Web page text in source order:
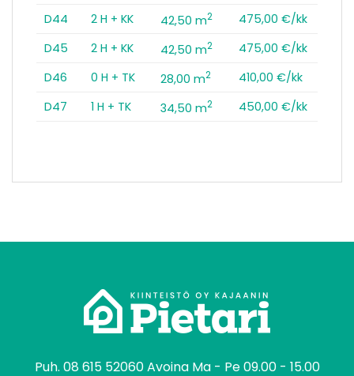
D44
2 H + KK 42,50 m2
475,00 €/kk
D45
2 H + KK 42,50 m2
475,00 €/kk
D46
0 H + TK 28,00 m2
410,00 €/kk
D47
1 H + TK 34,50 m2 450,00 €/kk
Puh. 08 615 52060Avoina Ma - Pe 09.00 - 15.00